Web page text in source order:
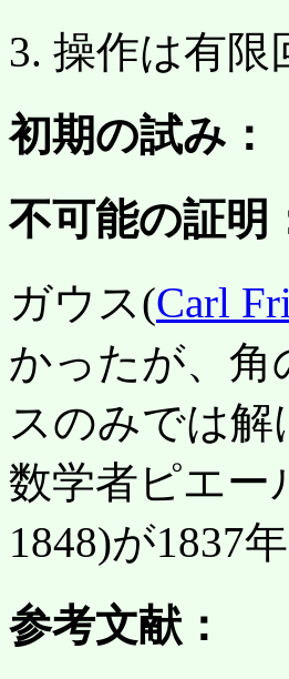
3. 操作は有限
初期の試み：
不可能の証明
ガウス(Carl
かったが、角
スのみでは
数学者ピエ
1848)が1837
参考文献：